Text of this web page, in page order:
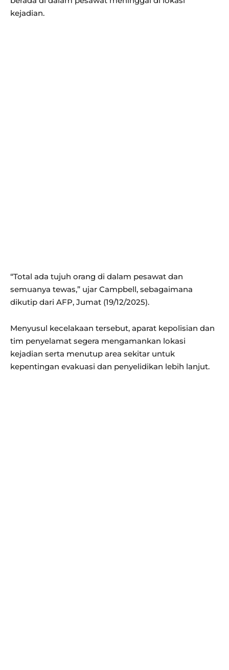
kejadian.
“Total ada tujuh orang di dalam pesawat dan
semuanya tewas,” ujar Campbell, sebagaimana
dikutip dari AFP, Jumat (19/12/2025).
Menyusul kecelakaan tersebut, aparat kepolisian dan
tim penyelamat segera mengamankan lokasi
kejadian serta menutup area sekitar untuk
kepentingan evakuasi dan penyelidikan lebih lanjut.